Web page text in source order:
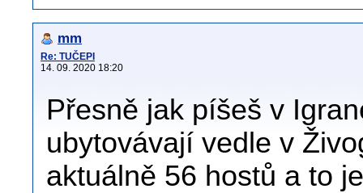
mm
Re: TUČEPI
14. 09. 2020 18:20
Přesně jak píšeš v
ubytovávají vedle v
aktuálně 56 hostů a to